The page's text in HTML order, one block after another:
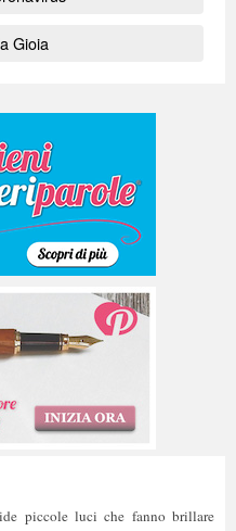
Gioia
piccole luci che fanno brillare